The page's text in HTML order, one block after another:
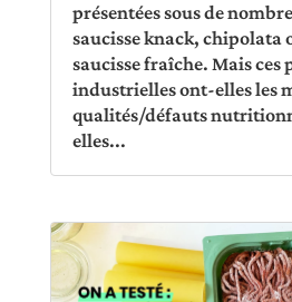
présentées sous de
saucisse knack, chipolata
saucisse fraîche. Mais ces
industrielles ont-elles les
qualités/défauts
elles...